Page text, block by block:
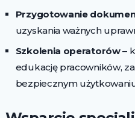
Przygotowanie
uzyskania ważnych
Szkolenia operatorów–
edukację pracowników,
bezpiecznym